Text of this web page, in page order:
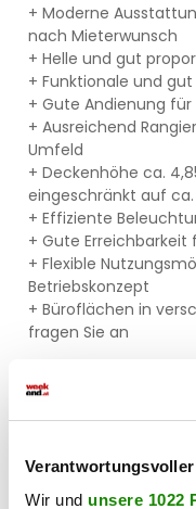
Wir und unsere 1022
+ Moderne
nach Mieterwunsch
+ Helle und gut
+ Funktionale und
+ Gute Andienung für
+ Ausreichend
Umfeld
+ Deckenhöhe ca.
eingeschränkt auf ca.
+ Effiziente
+ Gute
+ Flexible
Betriebskonzept
+ Büroflächen in
fragen Sie an
Lage und
PKW, LKW: Sehr gute
Öffentlich:
Infrastruktur:
Restaurants